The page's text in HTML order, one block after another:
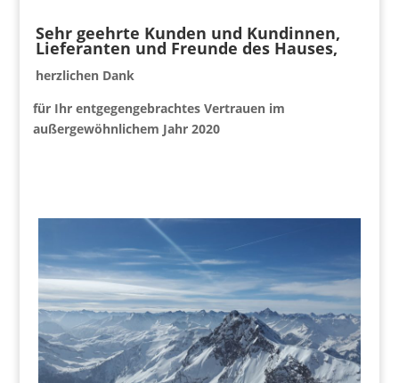
Sehr geehrte Kunden und Kundinnen,
Lieferanten und Freunde des Hauses,
herzlichen Dank
für Ihr entgegengebrachtes Vertrauen im
außergewöhnlichem Jahr 2020